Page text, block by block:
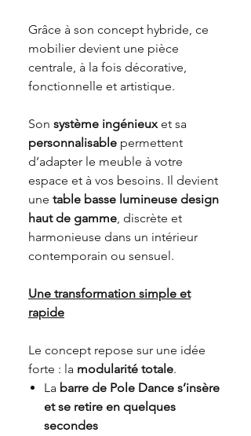
Grâce à son concept hybride, ce
mobilier devient une pièce
centrale, à la fois décorative,
fonctionnelle et artistique.
Son système ingénieux et sa
personnalisable permettent
d’adapter le meuble à votre
espace et à vos besoins. Il devient
une table basse lumineuse design
haut de gamme , discrète et
harmonieuse dans un intérieur
contemporain ou sensuel.
Une transformation simple et
rapide
Le concept repose sur une idée
forte : la modularité totale.
La barre de Pole Dance s’insère
et se retire en quelques
secondes